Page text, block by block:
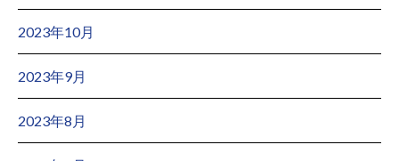
2023年10月
2023年9月
2023年8月